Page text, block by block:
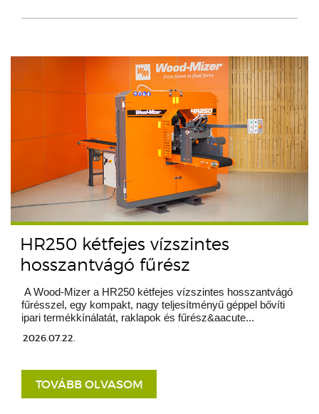
HR250 kétfejes vízszintes
hosszantvágó fűrész
A Wood-Mizer a HR250 kétfejes vízszintes hosszantvágó
fűrésszel, egy kompakt, nagy teljesítményű géppel bővíti
ipari termékkínálatát, raklapok és fűrész&aacute...
2026.07.22.
TOVÁBB OLVASOM